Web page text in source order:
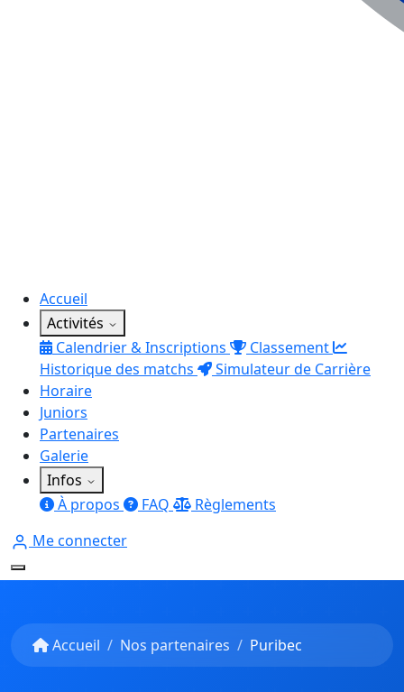
Accueil
Activités
Calendrier & Inscriptions
Classement
Historique des matchs
Simulateur de Carrière
Horaire
Juniors
Partenaires
Galerie
Infos
À propos
FAQ
Règlements
Me connecter
Accueil Nos partenaires Puribec